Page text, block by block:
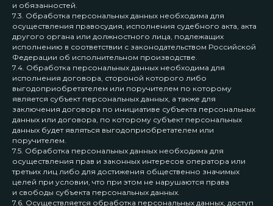
и обязанностей.
7.3. Обработка персональных данных необходима для
осуществления правосудия, исполнения судебного акта, акта
другого органа или должностного лица, подлежащих
исполнению в соответствии с законодательством Российской
Федерации об исполнительном производстве.
7.4. Обработка персональных данных необходима для
исполнения договора, стороной которого либо
выгодоприобретателем или поручителем по которому
является субъект персональных данных, а также для
заключения договора по инициативе субъекта персональных
данных или договора, по которому субъект персональных
данных будет являться выгодоприобретателем или
поручителем.
7.5. Обработка персональных данных необходима для
осуществления прав и законных интересов оператора или
третьих лиц либо для достижения общественно значимых
целей при условии, что при этом не нарушаются права
и свободы субъекта персональных данных.
7.6. Осуществляется обработка персональных данных, доступ